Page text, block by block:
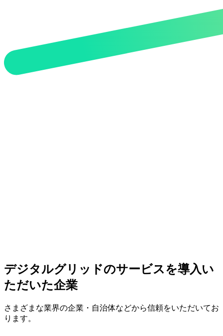
デジタルグリッドのサービスを導入い
ただいた企業
さまざまな業界の企業・自治体などから信頼をいただいてお
ります。